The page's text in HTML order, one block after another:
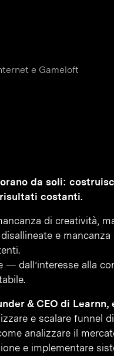
e Gameloft
da soli:
costanti.
di creatività,
e
— dall’interesse alla
& CEO di Learnn,
e scalare funnel
analizzare il
e implementare